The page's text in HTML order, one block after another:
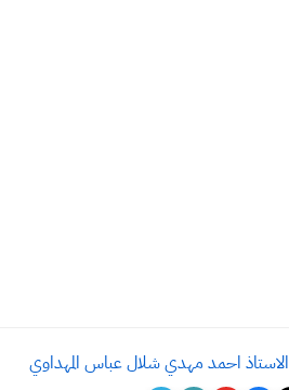
الاستاذ احمد مهدي شلال عباس المهداوي